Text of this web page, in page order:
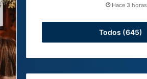
Hace 3 horas
Todos (645)